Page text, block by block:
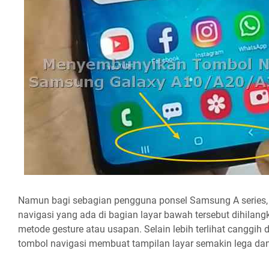
Namun bagi sebagian pengguna ponsel Samsung A
navigasi yang ada di bagian layar bawah tersebut
metode gesture atau usapan. Selain lebih terlihat canggih
tombol navigasi membuat tampilan layar semakin lega